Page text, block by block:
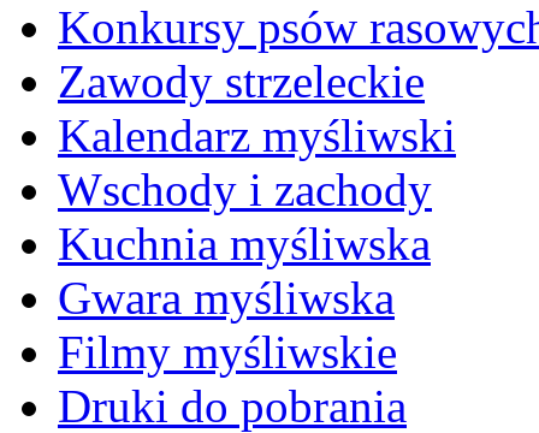
Konkursy psów
Zawody strzeleckie
Kalendarz myśliwski
Wschody i zachody
Kuchnia myśliwska
Gwara myśliwska
Filmy myśliwskie
Druki do pobrania